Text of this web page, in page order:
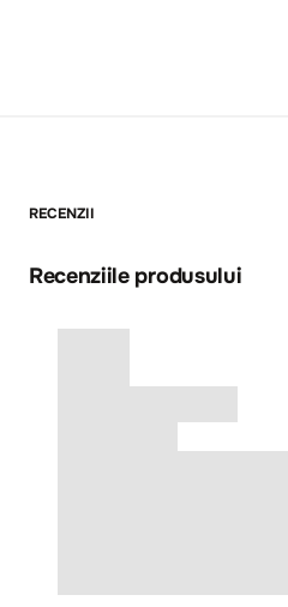
RECENZII
Recenziile produsului